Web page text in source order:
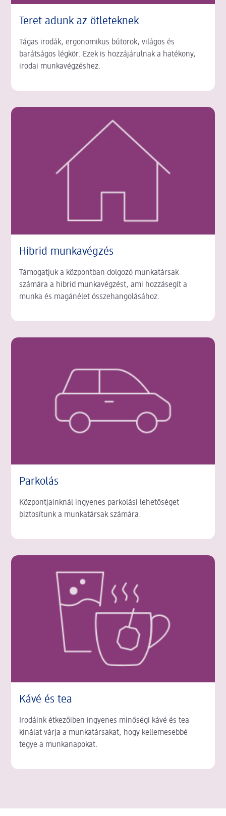
Teret adunk az ötleteknek
Tágas irodák, ergonomikus bútorok, világos és
barátságos légkör. Ezek is hozzájárulnak a hatékony,
irodai munkavégzéshez.
Hibrid munkavégzés
Támogatjuk a központban dolgozó munkatársak
számára a hibrid munkavégzést, ami hozzásegít a
munka és magánélet összehangolásához.
Parkolás
Központjainknál ingyenes parkolási lehetőséget
biztosítunk a munkatársak számára.
Kávé és tea
Irodáink étkezőiben ingyenes minőségi kávé és tea
kínálat várja a munkatársakat, hogy kellemesebbé
tegye a munkanapokat.